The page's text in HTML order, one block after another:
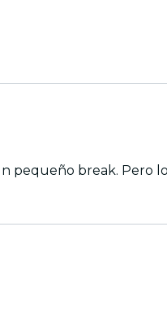
pequeño break. Pero